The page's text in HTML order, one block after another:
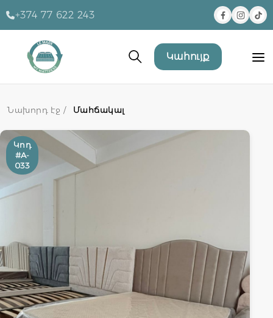
+374 77 622 243
Կահույք
Նախորդ էջ / Մահճակալ
Կոդ
#A-
033